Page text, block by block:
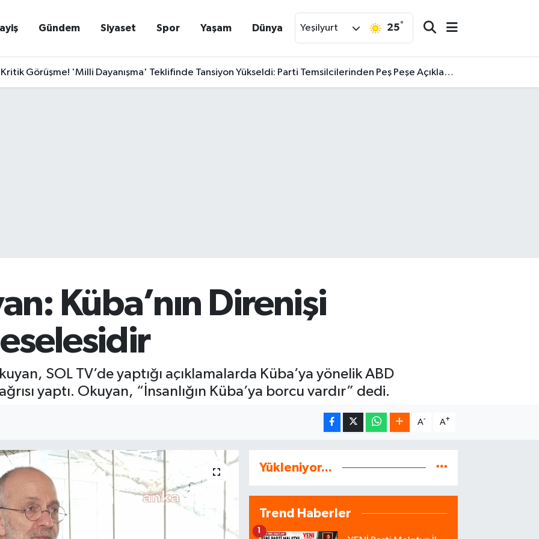
Gündem Siyaset Spor Yaşam Dünya Yeşilyurt 25°
Görüşme! 'Milli Dayanışma' Teklifinde Tansiyon Yükseldi: Parti Temsilcilerinden Peş Peşe Açıklamalar
Küba’nın Direnişi
SOL TV’de yaptığı açıklamalarda Küba’ya yönelik ABD
yaptı. Okuyan, “İnsanlığın Küba’ya borcu vardır” dedi.
A- A+
Yükleniyor...
Trend Haberler
1